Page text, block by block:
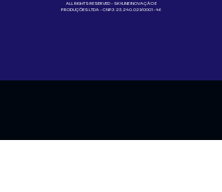
ALL RIGHTS RESERVED - SKYLINE INOVAÇÃO E
PRODUÇÕES LTDA - CNPJ: 23.240.029/0001-46